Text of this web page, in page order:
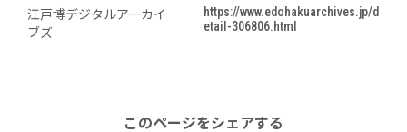
江戸博デジタルアーカイ
ブズ
https://www.edohakuarchives.jp/d
etail-306806.html
このページをシェアする